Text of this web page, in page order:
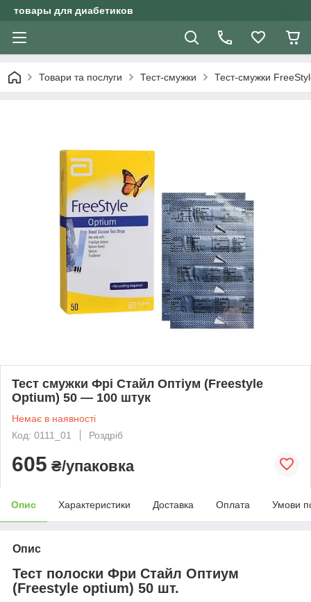
товары для диабетиков
Товари та послуги Тест-смужки Тест-смужки
Тест смужки Фрі Стайл Оптіум (Freestyle
Optium) 50 — 100 штук
Немає в наявності
Код: 0111_01
Роздріб
605 ₴/упаковка
Опис Характеристики Доставка Оплата Умови
Опис
Тест полоски Фри Стайл Оптиум
(Freestyle optium) 50 шт.